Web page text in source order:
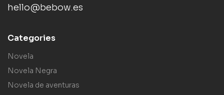
hello@bebow.es
Categories
Novela
Novela Negra
Novela de aventuras